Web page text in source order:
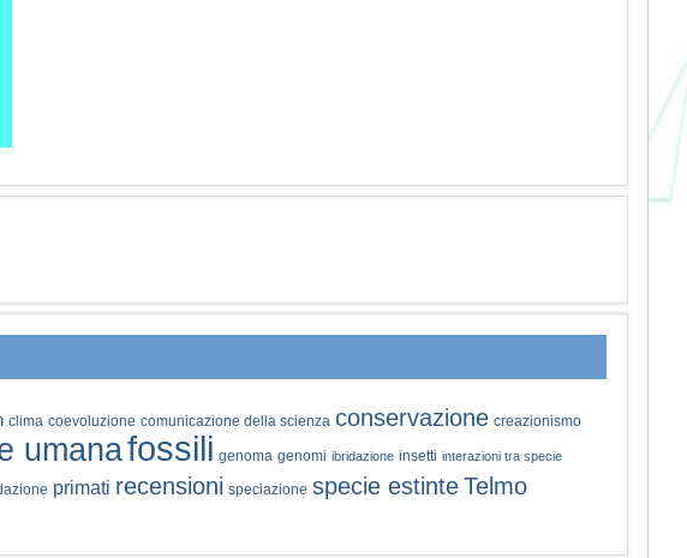
clima coevoluzione comunicazione della scienza conservazione creazionismo
umanafossili genoma genomi ibridazione insetti interazioni tra specie
primati recensioni speciazione specie estinteTelmo